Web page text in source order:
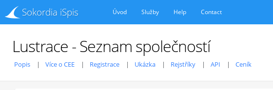
Sokordia iSpis Úvod Služby Help Contact
Lustrace - Seznam společností
Popis Více o CEE Registrace Ukázka Rejstříky API Ceník